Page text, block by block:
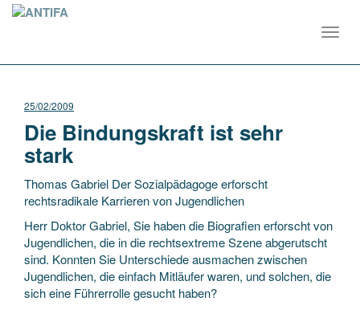
25/02/2009
Die Bindungskraft ist sehr
stark
Thomas Gabriel Der Sozialpädagoge erforscht
rechtsradikale Karrieren von Jugendlichen
Herr Doktor Gabriel, Sie haben die Biografien erforscht von
Jugendlichen, die in die rechtsextreme Szene abgerutscht
sind. Konnten Sie Unterschiede ausmachen zwischen
Jugendlichen, die einfach Mitläufer waren, und solchen, die
sich eine Führerrolle gesucht haben?